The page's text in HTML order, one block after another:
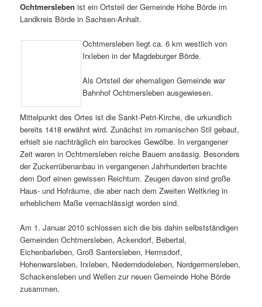
Ochtmersleben ist ein Ortsteil der Gemeinde Hohe Börde im
Landkreis Börde in Sachsen-Anhalt.
Ochtmersleben liegt ca. 6 km westlich von
Irxleben in der Magdeburger Börde.
Als Ortsteil der ehemaligen Gemeinde war
Bahnhof Ochtmersleben ausgewiesen.
Mittelpunkt des Ortes ist die Sankt-Petri-Kirche, die urkundlich
bereits 1418 erwähnt wird. Zunächst im romanischen Stil gebaut,
erhielt sie nachträglich ein barockes Gewölbe. In vergangener
Zeit waren in Ochtmersleben reiche Bauern ansässig. Besonders
der Zuckerrübenanbau in vergangenen Jahrhunderten brachte
dem Dorf einen gewissen Reichtum. Zeugen davon sind große
Haus- und Hofräume, die aber nach dem Zweiten Weltkrieg in
erheblichem Maße vernachlässigt worden sind.
Am 1. Januar 2010 schlossen sich die bis dahin selbstständigen
Gemeinden Ochtmersleben, Ackendorf, Bebertal,
Eichenbarleben, Groß Santersleben, Hermsdorf,
Hohenwarsleben, Irxleben, Niederndodeleben, Nordgermersleben,
Schackensleben undWellen zur neuen Gemeinde Hohe Börde
zusammen.